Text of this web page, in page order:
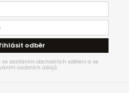
odběr
zasíláním obchodních sdělení a se
osobních údajů.